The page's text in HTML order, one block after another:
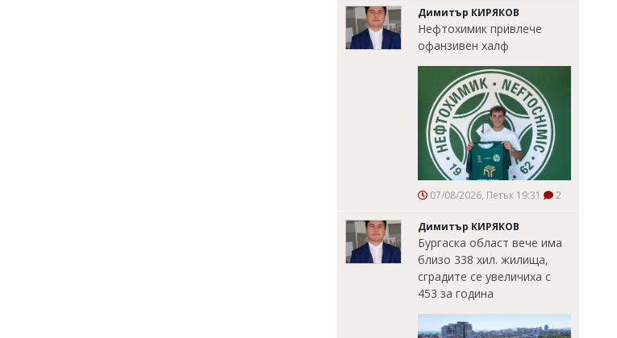
Димитър КИРЯКОВ
Нефтохимик привлече
офанзивен халф
07/08/2026, Петък 19:31 2
Димитър КИРЯКОВ
Бургаска област вече има
близо 338 хил. жилища,
сградите се увеличиха с
453 за година